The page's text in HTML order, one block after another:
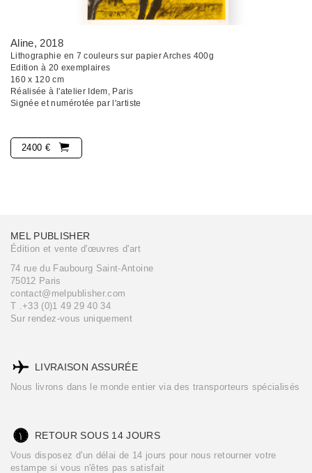
Aline, 2018
Lithographie en 7 couleurs sur papier Arches 400g
Edition à 20 exemplaires
160 x 120 cm
Réalisée à l'atelier Idem, Paris
Signée et numérotée par l'artiste
2400 €
MEL PUBLISHER
Édition et vente d'œuvres d'art
74 rue du Faubourg Saint-Antoine
75012 Paris
contact@melpublisher.com
T .+33 (0)1 49 29 40 34
Sur rendez-vous uniquement
LIVRAISON ASSURÉE
Nous livrons dans le monde entier via des transporteurs spécialisés
RETOUR SOUS 14 JOURS
Vous disposez d'un délai de 14 jours pour nous retourner votre
estampe si vous n'êtes pas satisfait